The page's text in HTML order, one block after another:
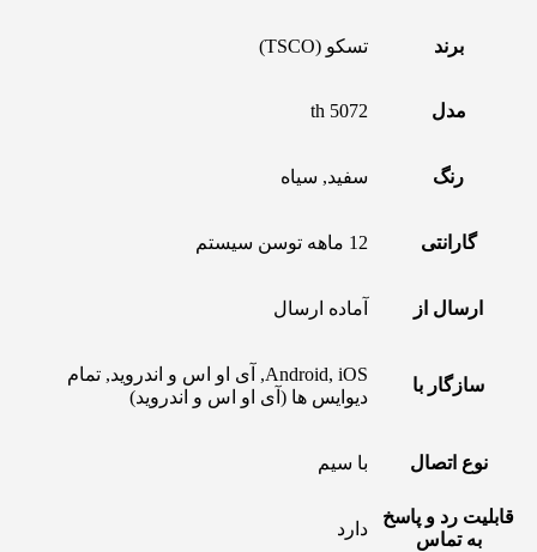
برند تسکو (TSCO)
مدل th 5072
رنگ سفید, سیاه
گارانتی 12 ماهه توسن سیستم
ارسال از آماده ارسال
سازگار با
Android, iOS, آی او اس و اندروید, تمام
دیوایس ها (آی او اس و اندروید)
نوع اتصال با سیم
قابلیت رد و پاسخ
به تماس
دارد